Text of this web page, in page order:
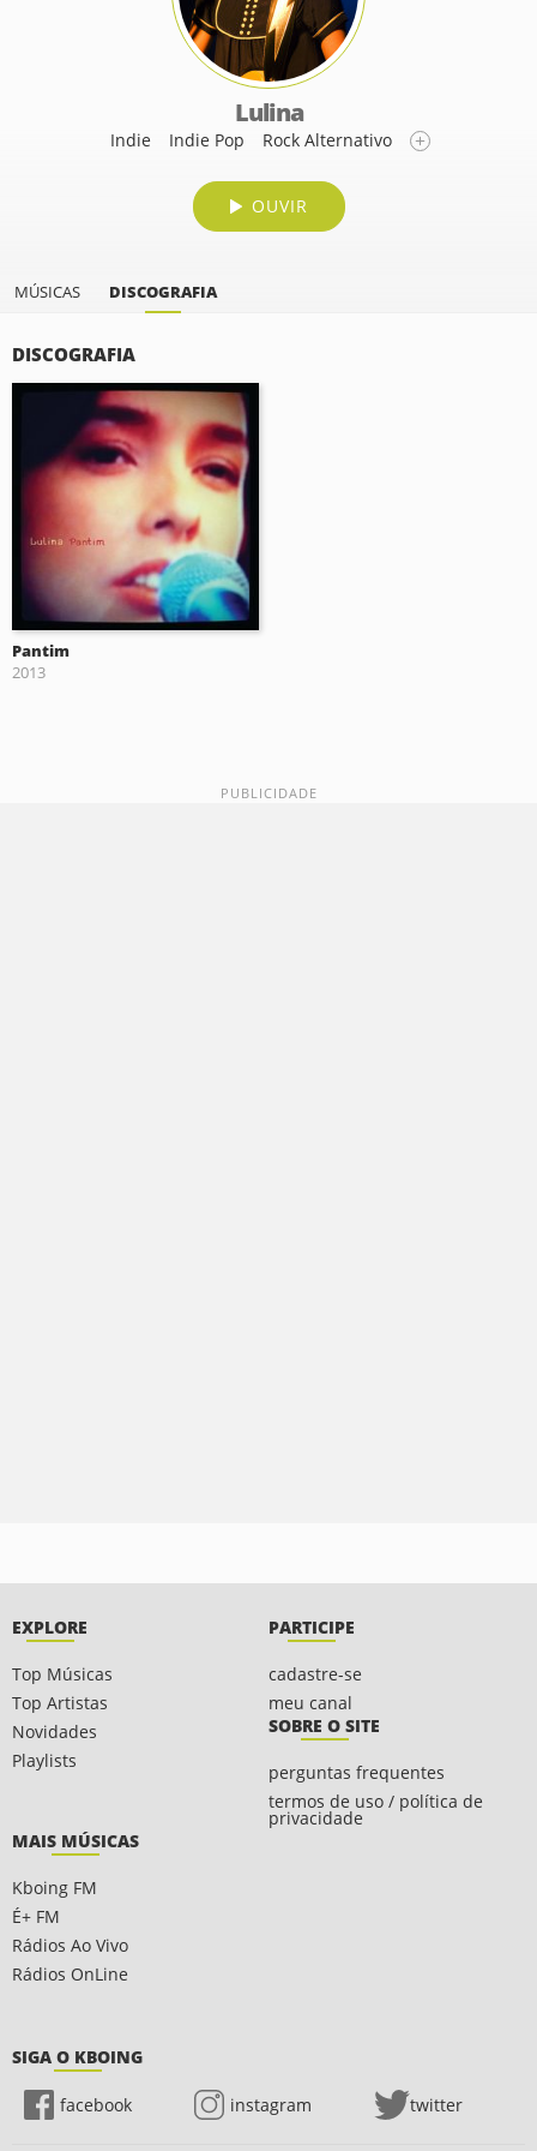
Lulina
Indie Indie Pop Rock Alternativo
OUVIR
MÚSICAS DISCOGRAFIA
DISCOGRAFIA
Pantim
2013
EXPLORE
Top Músicas
Top Artistas
Novidades
Playlists
PARTICIPE
cadastre-se
meu canal
SOBRE O SITE
perguntas frequentes
termos de uso / política de
privacidade
MAIS MÚSICAS
Kboing FM
É+ FM
Rádios Ao Vivo
Rádios OnLine
SIGA O KBOING
facebook instagram twitter